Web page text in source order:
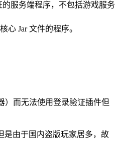
的服务端程序，不包括游戏服务
Jar 文件的程序。
）而无法使用登录验证插件但
是由于国内盗版玩家居多，故